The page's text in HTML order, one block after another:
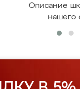
Описание
нашего